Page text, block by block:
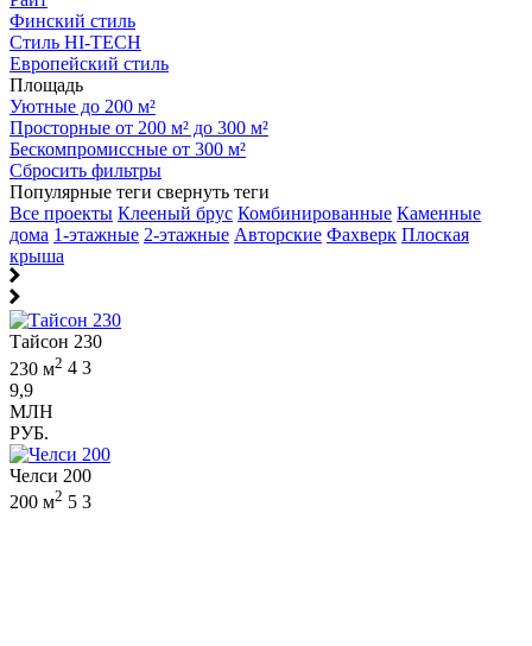
Финский стиль
Стиль HI-TECH
Европейский стиль
Площадь
Уютные до 200 м²
Просторные от 200 м² до 300 м²
Бескомпромиссные от 300 м²
Сбросить фильтры
Популярные теги свернуть теги
Все проекты Клееный брус Комбинированные Каменные
дома 1-этажные 2-этажные Авторские Фахверк Плоская
крыша
Тайсон 230
230 м2 4 3
9,9
МЛН
РУБ.
Челси 200
200 м2 5 3